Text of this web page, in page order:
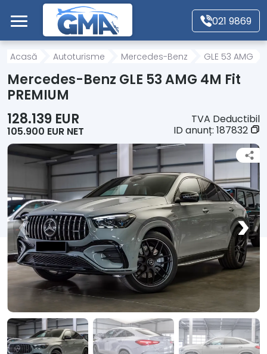
Mergi direct la conținutul principal
021 9869
Acasă
Autoturisme
Motociclete
Autoutilitare
Alte tipuri vehicule
Despre Noi
Contact
Acasă Autoturisme Mercedes-Benz GLE 53 AMG
Mercedes-Benz GLE 53 AMG 4M Fit
PREMIUM
128.139 EUR
105.900 EUR NET
TVA Deductibil
ID anunț: 187832